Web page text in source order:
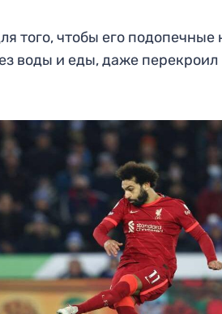
того, чтобы его подопечные
воды и еды, даже перекроил